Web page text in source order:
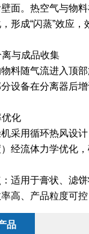
壁面。热空气与物
形成“闪蒸”效应，
与成品收集
料随气流进入顶
设备在分离器后
优化
采用循环热风设
经流体力学优化
适用于膏状、滤
高、产品粒度可
品